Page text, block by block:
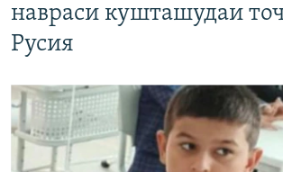
навраси кушташудаи
Русия